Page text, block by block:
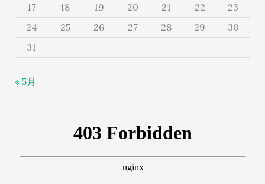
17
18 19 20 21 22
23
24
25 26 27 28 29
30
31
« 5月